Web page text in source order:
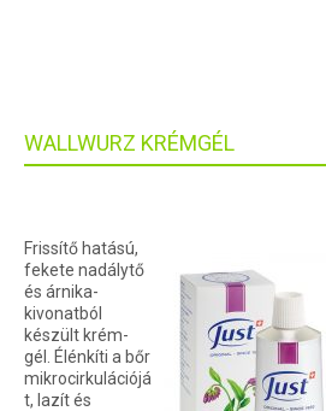
WALLWURZ KRÉMGÉL
Frissítő hatású,
fekete nadálytő
és árnika-
kivonatból
készült krém-
gél. Élénkíti a bőr
mikrocirkulációjá
t, lazít és